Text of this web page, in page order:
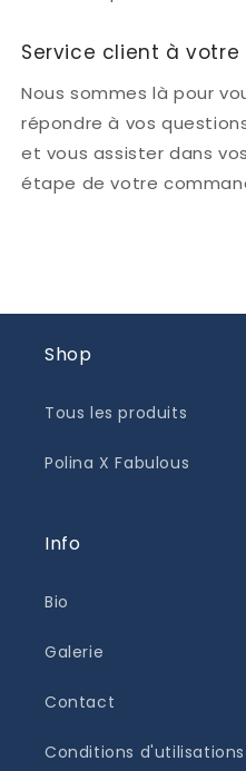
Service client à
Nous sommes là pour
répondre à vos
et vous assister dans
étape de votre
Shop
Tous les produits
Polina X Fabulous
Info
Bio
Galerie
Contact
Conditions d'utilisations